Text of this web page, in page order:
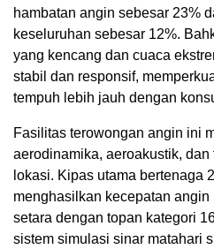
hambatan angin sebesar 23%
keseluruhan sebesar 12%.
yang kencang dan cuaca
stabil dan responsif,
tempuh lebih jauh dengan
Fasilitas terowongan angin ini
aerodinamika, aeroakustik,
lokasi. Kipas utama bertenaga
menghasilkan kecepatan
setara dengan topan kategori
sistem simulasi sinar matahari